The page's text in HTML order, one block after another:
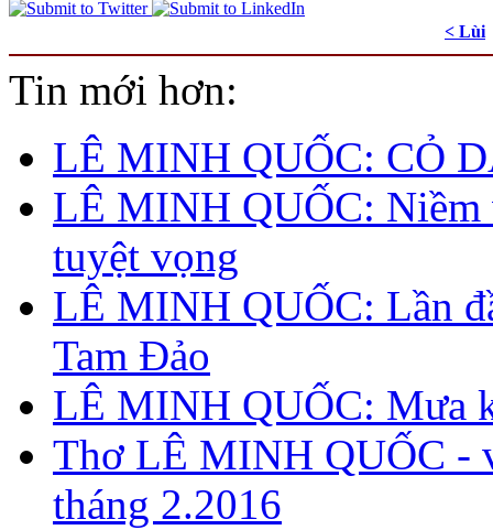
< Lùi
Tin mới hơn:
LÊ MINH QUỐC: CỎ
LÊ MINH QUỐC: Niềm
tuyệt vọng
LÊ MINH QUỐC: Lần
Tam Đảo
LÊ MINH QUỐC: Mưa
Thơ LÊ MINH QUỐC -
tháng 2.2016